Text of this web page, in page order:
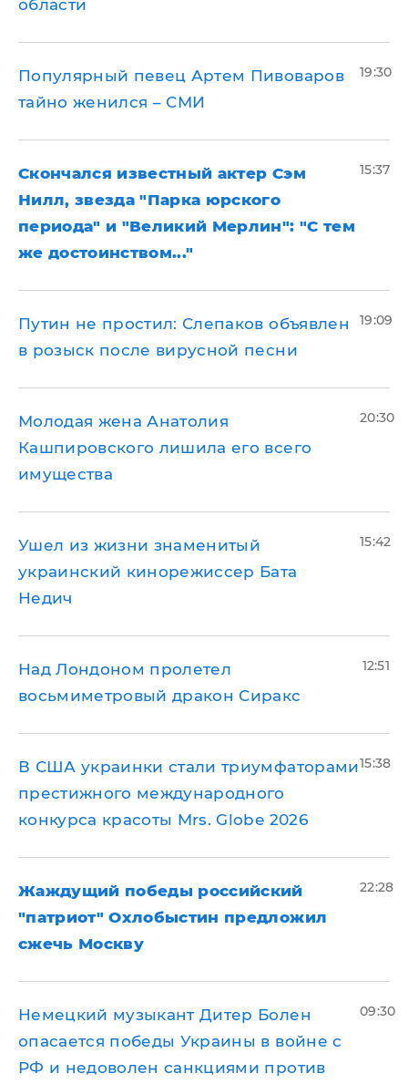
области
Популярный певец Артем Пивоваров
тайно женился – СМИ
19:30
Скончался известный актер Сэм
Нилл, звезда "Парка юрского
периода" и "Великий Мерлин": "С тем
же достоинством..."
15:37
Путин не простил: Слепаков объявлен
в розыск после вирусной песни
19:09
Молодая жена Анатолия
Кашпировского лишила его всего
имущества
20:30
Ушел из жизни знаменитый
украинский кинорежиссер Бата
Недич
15:42
Над Лондоном пролетел
восьмиметровый дракон Сиракс
12:51
В США украинки стали триумфаторами
престижного международного
конкурса красоты Mrs. Globe 2026
15:38
Жаждущий победы российский
"патриот" Охлобыстин предложил
сжечь Москву
22:28
Немецкий музыкант Дитер Болен
опасается победы Украины в войне с
РФ и недоволен санкциями против
09:30